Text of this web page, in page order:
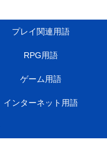
プレイ関連用語
RPG用語
ゲーム用語
インターネット用語